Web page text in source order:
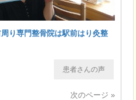
り専門整骨院は駅前はり灸整
患者さんの声
次のページ »